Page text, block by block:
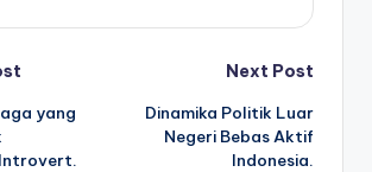
yang
Next Post
Dinamika Politik Luar
Negeri Bebas Aktif
Indonesia.